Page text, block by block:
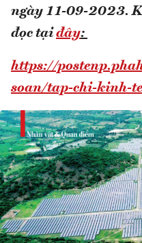
ngày 11-09-2023.
đọc tạiđây:
https://
soan/tap-chi-kinh-